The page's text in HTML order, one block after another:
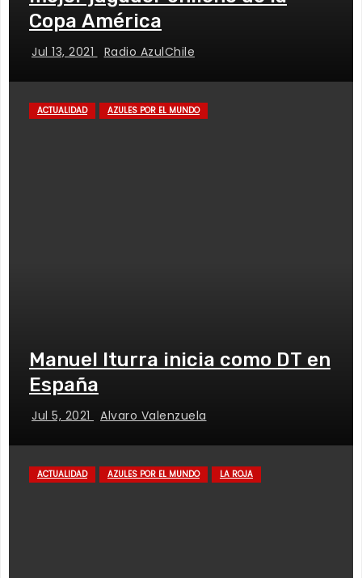
Copa América
Jul 13, 2021 Radio AzulChile
ACTUALIDAD AZULES POR EL MUNDO
Manuel Iturra inicia como DT en
España
Jul 5, 2021 Alvaro Valenzuela
ACTUALIDAD AZULES POR EL MUNDO LA ROJA